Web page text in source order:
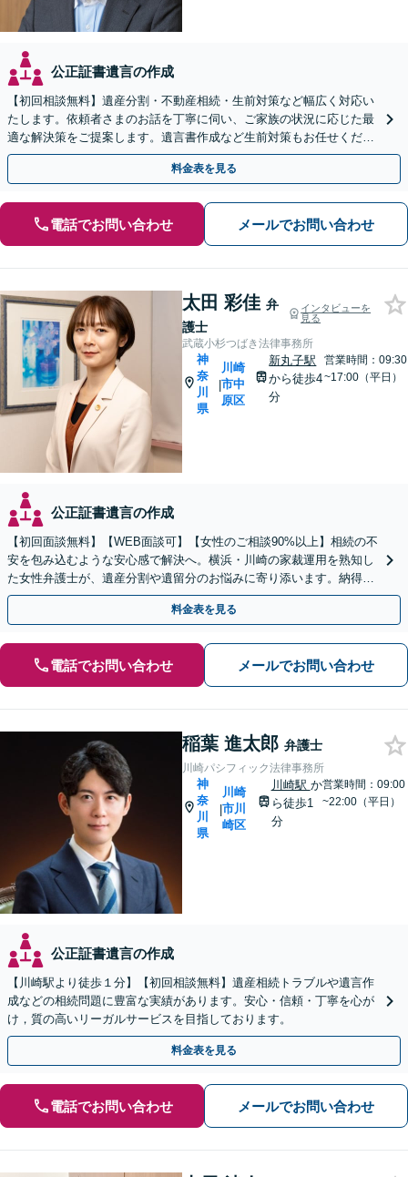
公正証書遺言の作成
【初回相談無料】遺産分割・不動産相続・生前対策など幅広く対応い
たします。依頼者さまのお話を丁寧に伺い、ご家族の状況に応じた最
適な解決策をご提案します。遺言書作成など生前対策もお任せくださ
い【川崎駅8分】【Web面談OK】
料金表を見る
電話でお問い合わせ メールでお問い合わせ
太田 彩佳 弁
護士
インタビューを
見る
武蔵小杉つばき法律事務所
神
奈
川
県
|
川崎
市中
原区
新丸子駅
から徒歩4
分
営業時間：09:30
~17:00（平日）
公正証書遺言の作成
【初回面談無料】【WEB面談可】【女性のご相談90%以上】相続の不
安を包み込むような安心感で解決へ。横浜・川崎の家裁運用を熟知し
た女性弁護士が、遺産分割や遺留分のお悩みに寄り添います。納得の
いく解決を共に目指しましょう。
料金表を見る
電話でお問い合わせ メールでお問い合わせ
稲葉 進太郎 弁護士
川崎パシフィック法律事務所
神
奈
川
県
|
川崎
市川
崎区
川崎駅 か
ら徒歩1
分
営業時間：09:00
~22:00（平日）
公正証書遺言の作成
【川崎駅より徒歩１分】【初回相談無料】遺産相続トラブルや遺言作
成などの相続問題に豊富な実績があります。安心・信頼・丁寧を心が
け，質の高いリーガルサービスを目指しております。
料金表を見る
電話でお問い合わせ メールでお問い合わせ